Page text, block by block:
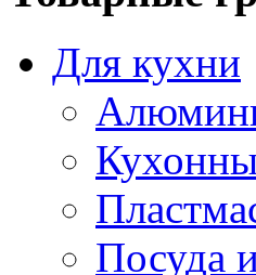
Для кухни
Посуда